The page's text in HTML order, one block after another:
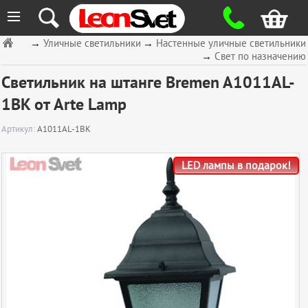
≡
→ Настенные уличные светильники
→ Уличные светильники
→ Свет по назначению
Светильник на штанге Bremen A1011AL-
1BK от Arte Lamp
Артикул:A1011AL-1BK
LED лампы в подарок!